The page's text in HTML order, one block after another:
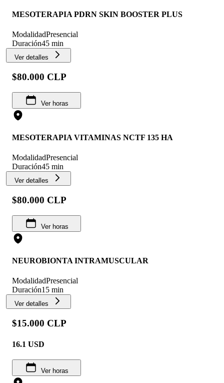
MESOTERAPIA PDRN SKIN BOOSTER PLUS
ModalidadPresencial
Duración45 min
Ver detalles
$80.000 CLP
Ver horas
MESOTERAPIA VITAMINAS NCTF 135 HA
ModalidadPresencial
Duración45 min
Ver detalles
$80.000 CLP
Ver horas
NEUROBIONTA INTRAMUSCULAR
ModalidadPresencial
Duración15 min
Ver detalles
$15.000 CLP
16.1 USD
Ver horas